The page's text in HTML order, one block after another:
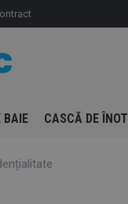
BAIE CASCĂ DE ÎNOT